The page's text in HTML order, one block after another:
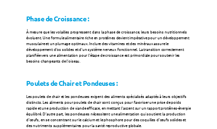
Actualités
Autres espèces
123POULTRY
Phase de Croissance :
À mesure que les volailles progressent dans la phase de croissance, leurs besoins nutritionnels
évoluent. Une formule alimentaire riche en protéines devient impérative pour un développement
musculaire et un plumage optimaux. Inclure des vitamines et des minéraux assure le
développement d'os solides et d'un système nerveux fonctionnel. La transition correctement
planifiée vers une alimentation pour l'étape de croissance est primordiale pour soutenir les
besoins changeants de l'oiseau.
Poulets de Chair et Pondeuses :
Les poulets de chair et les pondeuses exigent des aliments spécialisés adaptés à leurs objectifs
distincts. Les aliments pour poulets de chair sont conçus pour favoriser une prise de poids
rapide et une production de viande efficace, en mettant l'accent sur un rapport protéines-énergie
équilibré. D'autre part, les pondeuses nécessitent une alimentation qui soutient la production
d'œufs, en se concentrant sur le calcium et le phosphore pour des coquilles d'œufs solides et
des nutriments supplémentaires pour la santé reproductive globale.